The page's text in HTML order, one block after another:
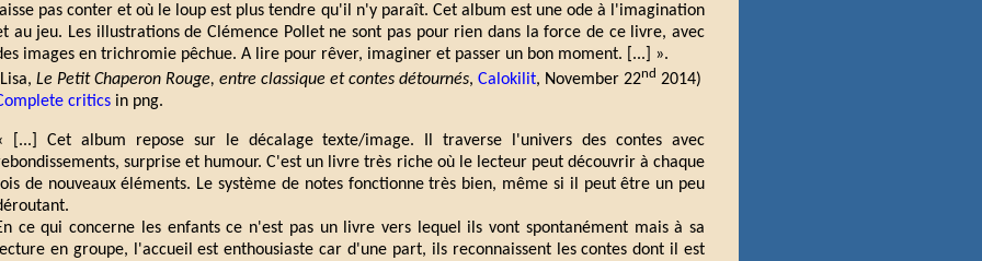
pas conter et où le loup est plus tendre qu'il n'y paraît. Cet album est une ode à l'imagination
au jeu. Les illustrations de Clémence Pollet ne sont pas pour rien dans la force de ce livre, avec
images en trichromie pêchue. A lire pour rêver, imaginer et passer un bon moment. [...] ».
Le Petit Chaperon Rouge, entre classique et contes détournés, Calokilit, November 22nd 2014)
critics in png.
[...] Cet album repose sur le décalage texte/image. Il traverse l'univers des contes avec
surprise et humour. C'est un livre très riche où le lecteur peut découvrir à chaque
de nouveaux éléments. Le système de notes fonctionne très bien, même si il peut être un peu
ce qui concerne les enfants ce n'est pas un livre vers lequel ils vont spontanément mais à sa
en groupe, l'accueil est enthousiaste car d'une part, ils reconnaissent les contes dont il est